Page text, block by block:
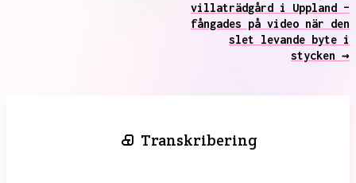
villaträdgård i Uppland –
fångades på video när den
slet levande byte i
stycken →
Transkribering